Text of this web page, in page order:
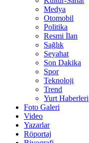
Medya
Otomobil
Politika
Resmi İlan
Sağlık
Seyahat
Son Dakika
Spor
Teknoloji
Trend
Yurt Haberleri
Foto Galeri
Video
Yazarlar
Röportaj